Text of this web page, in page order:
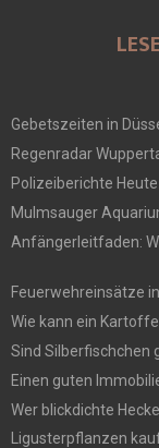
Gebetszeiten in
Regenradar
Polizeiberichte
Mulmsauger
Anfängerleitfaden:
Feuerwehreinsätze
Wie kann ein
Sind Silberfischchen
Einen guten
Wer blickdichte
Ligusterpflanzen